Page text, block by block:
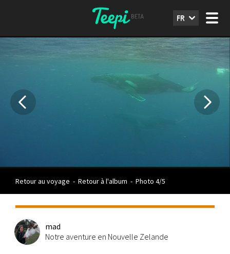
FR
Retour au voyage - Retour à l'album - Photo 4/5
mad
Notre aventure en Nouvelle Zelande